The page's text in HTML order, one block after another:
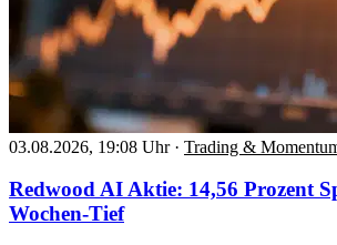
03.08.2026, 19:08 Uhr · Trading &
Redwood AI Aktie: 14,56 Prozent
Wochen-Tief